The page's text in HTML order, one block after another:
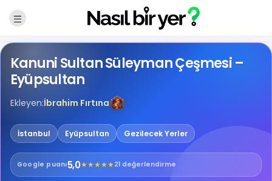
Kanuni Sultan Süleyman Çeşmesi –
Eyüpsultan
Ekleyen:İbrahim Fırtına
İstanbul Eyüpsultan Gezilecek Yerler
Google puanı5,0★★★★★21 değerlendirme